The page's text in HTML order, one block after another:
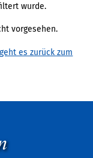
wurde.
vorgesehen.
es zurück zum